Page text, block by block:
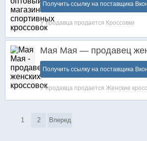
Получить ссылку на поставщика
У продавца продается Кроссовки
Мая Мая — продавец
Получить ссылку на поставщика
У продавца продается Женские
1 2 Вперед